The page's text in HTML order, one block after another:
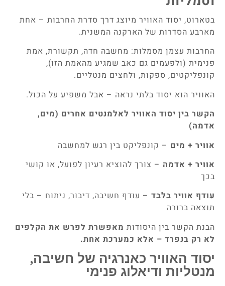
בטארוט, יסוד האוויר מיוצג דרך סדרת החרבות – אחת
מארבע הסדרות של הארקנה המשנית.
החרבות עצמן מסמלות: מחשבה חדה, תקשורת, אמת
פנימית (ולפעמים גם כאב שמגיע מהאמת הזו),
קונפליקטים, ספקות, ולחצים מנטליים.
האוויר הוא יסוד בלתי נראה – אבל משפיע על הכול.
הקשר בין יסוד האוויר לאלמנטים אחרים (מים,
אדמה)
אוויר + מים – קונפליקט בין רגש למחשבה
אוויר + אדמה – צורך להוציא רעיון לפועל, או קושי
בכך
עודף אוויר בלבד – עודף חשיבה, דיבור, ניתוח – בלי
תוצאה ברורה
הבנת הקשר בין היסודות מאפשרת לפרש את הקלפים
לא רק בנפרד – אלא כמערכת אחת.
יסוד האוויר כאנרגיה של חשיבה,
מנטליות ודיאלוג פנימי